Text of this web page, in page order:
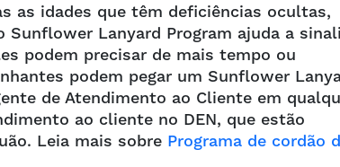
as idades que têm deficiências ocultas,
Lanyard Program ajuda a
podem precisar de mais tempo ou
podem pegar um Sunflower
de Atendimento ao Cliente em
ao cliente no DEN, que estão
Leia mais sobre Programa de cordão